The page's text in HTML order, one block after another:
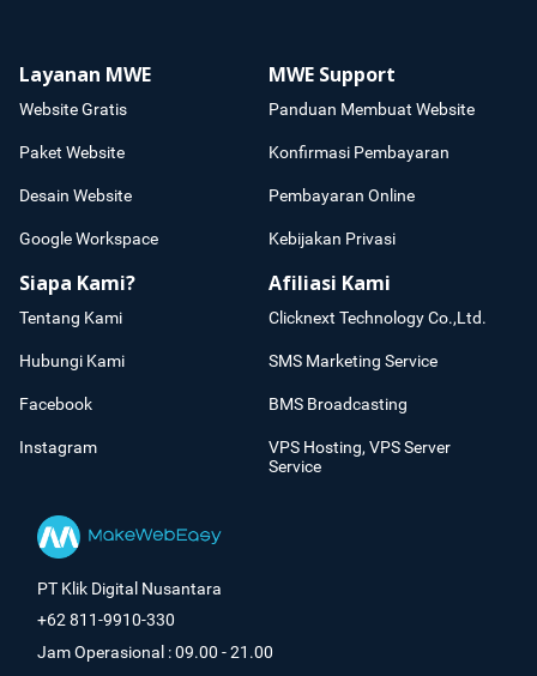
Layanan MWE
Website Gratis
Paket Website
Desain Website
Google Workspace
MWE Support
Panduan Membuat Website
Konfirmasi Pembayaran
Pembayaran Online
Kebijakan Privasi
Siapa Kami?
Tentang Kami
Hubungi Kami
Facebook
Instagram
Afiliasi Kami
Clicknext Technology Co.,Ltd.
SMS Marketing Service
BMS Broadcasting
VPS Hosting, VPS Server
Service
PT Klik Digital Nusantara
+62 811-9910-330
Jam Operasional : 09.00 - 21.00